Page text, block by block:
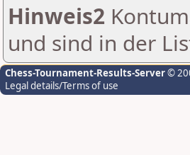
Hinweis2
und sind in der
Chess-Tournament-Results-Server©
Legal details/Terms of use